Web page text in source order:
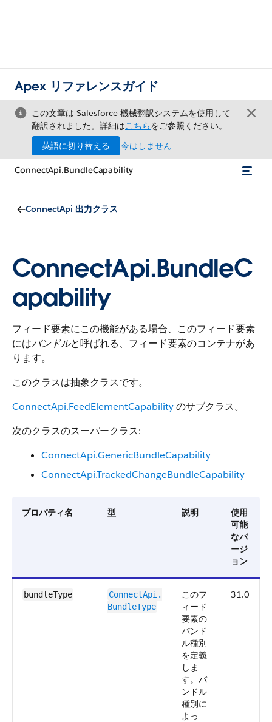
Apex リファレンスガイド
この文章は Salesforce 機械翻訳システムを使用して
翻訳されました。詳細はこちらをご参照ください。
英語に切り替える
今はしません
ConnectApi.BundleCapability
ConnectApi 出力クラス
ConnectApi.BundleC
apability
フィード要素にこの機能がある場合、このフィード要素
にはバンドルと呼ばれる、フィード要素のコンテナがあ
ります。
このクラスは抽象クラスです。
ConnectApi.FeedElementCapabilityのサブクラス。
次のクラスのスーパークラス:
ConnectApi.GenericBundleCapability
ConnectApi.TrackedChangeBundleCapability
プロパティ名 型 説明
使用
可能
なバ
ージ
ョン
bundleType
ConnectApi.​
BundleType
このフ
ィード
要素の
バンド
ル種別
を定義
しま
す。バ
ンドル
種別に
よっ
31.0